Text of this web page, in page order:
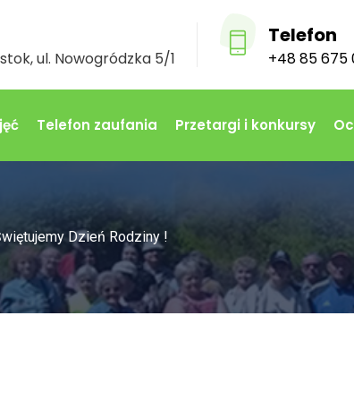
ul. Nowogródzka 5/1
Telefon
+48 85 675
Telefon zaufania Przetargi i konkursy
Dzień Rodziny !